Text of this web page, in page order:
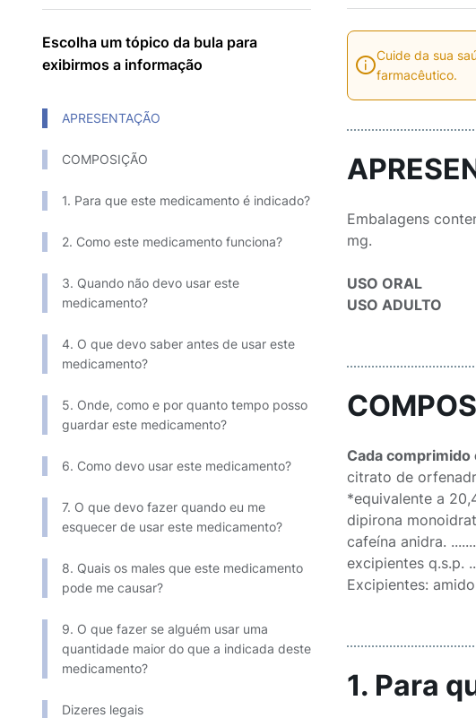
Escolha um tópico da bula para
exibirmos a informação
APRESENTAÇÃO
COMPOSIÇÃO
1. Para que este medicamento é indicado?
2. Como este medicamento funciona?
3. Quando não devo usar este
medicamento?
4. O que devo saber antes de usar este
medicamento?
5. Onde, como e por quanto tempo posso
guardar este medicamento?
6. Como devo usar este medicamento?
7. O que devo fazer quando eu me
esquecer de usar este medicamento?
8. Quais os males que este medicamento
pode me causar?
9. O que fazer se alguém usar uma
quantidade maior do que a indicada deste
medicamento?
Dizeres legais
Cuide da sua
farmacêutico.
Embalagens
mg.
USO ORAL
USO ADULTO
Cada comprimido
citrato de
*equivalente a
dipirona
cafeína anidra.
excipientes q.s.p.
Excipientes:
1. Para